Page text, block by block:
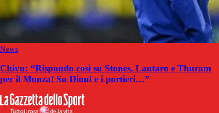
News
Chivu: “Rispondo così su Stones, Lautaro e Thuram
per il Monza! Su Diouf e i portieri…”